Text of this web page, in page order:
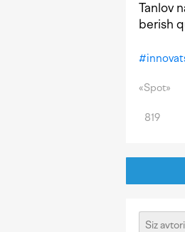
Tanlov
berish
#
«Spot»
819